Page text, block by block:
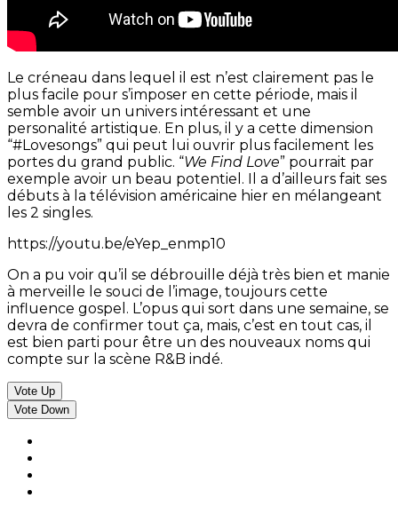
Le créneau dans lequel il est n’est clairement pas le
plus facile pour s’imposer en cette période, mais il
semble avoir un univers intéressant et une
personalité artistique. En plus, il y a cette dimension
“#Lovesongs” qui peut lui ouvrir plus facilement les
portes du grand public. “We Find Love” pourrait par
exemple avoir un beau potentiel. Il a d’ailleurs fait ses
débuts à la télévision américaine hier en mélangeant
les 2 singles.
https://youtu.be/eYep_enmp10
On a pu voir qu’il se débrouille déjà très bien et manie
à merveille le souci de l’image, toujours cette
influence gospel. L’opus qui sort dans une semaine, se
devra de confirmer tout ça, mais, c’est en tout cas, il
est bien parti pour être un des nouveaux noms qui
compte sur la scène R&B indé.
Vote Up
Vote Down